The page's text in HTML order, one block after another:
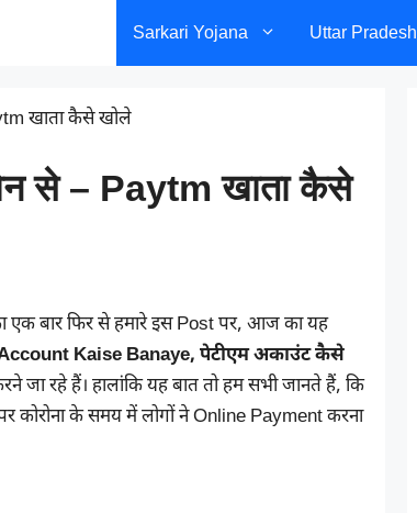
Sarkari Yojana Uttar Pradesh
खाता कैसे खोले
से – Paytm खाता कैसे
एक बार फिर से हमारे इस Post पर, आज का यह
Kaise Banaye, पेटीएम अकाउंट कैसे
जा रहे हैं। हालांकि यह बात तो हम सभी जानते हैं, कि
के समय में लोगों ने Online Payment करना